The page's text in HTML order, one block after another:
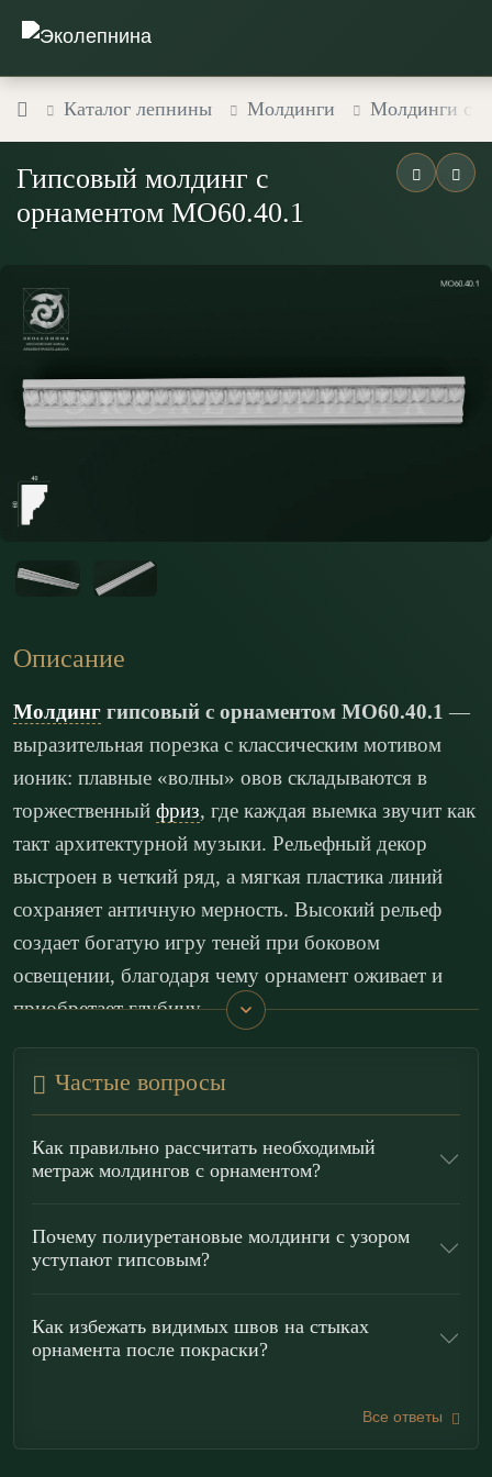
Каталог лепнины Молдинги Молдинги с
Гипсовый молдинг с
орнаментом МО60.40.1
Описание
Молдинг гипсовый с орнаментом МО60.40.1 —
выразительная порезка с классическим мотивом
ионик: плавные «волны» овов складываются в
торжественный фриз, где каждая выемка звучит как
такт архитектурной музыки. Рельефный декор
выстроен в четкий ряд, а мягкая пластика линий
сохраняет античную мерность. Высокий рельеф
создает богатую игру теней при боковом
освещении, благодаря чему орнамент оживает и
приобретает глубину.
ампир
: дисциплина ритма, ясная симметрия и
для оформления карнизных поясов и стеновых
подчеркивающая архитектуру пространства. Он
помогает выстраивать интерьерный ритм в зонах
уместен для обрамления зеркал, создания
декоративных панно, оформления фресок и
Частые вопросы
Как правильно рассчитать необходимый
метраж молдингов с орнаментом?
Почему полиуретановые молдинги с узором
уступают гипсовым?
Как избежать видимых швов на стыках
орнамента после покраски?
Все ответы